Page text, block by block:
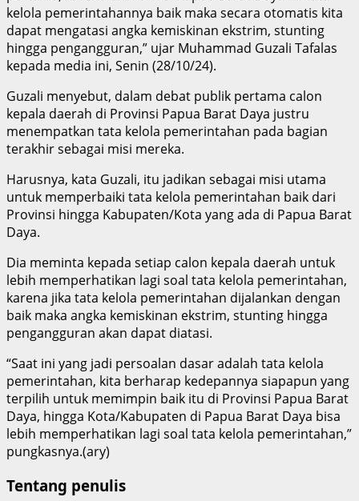
kelola pemerintahannya baik maka secara otomatis kita
dapat mengatasi angka kemiskinan ekstrim, stunting
hingga pengangguran,” ujar Muhammad Guzali Tafalas
kepada media ini, Senin (28/10/24).
Guzali menyebut, dalam debat publik pertama calon
kepala daerah di Provinsi Papua Barat Daya justru
menempatkan tata kelola pemerintahan pada bagian
terakhir sebagai misi mereka.
Harusnya, kata Guzali, itu jadikan sebagai misi utama
untuk memperbaiki tata kelola pemerintahan baik dari
Provinsi hingga Kabupaten/Kota yang ada di Papua Barat
Daya.
Dia meminta kepada setiap calon kepala daerah untuk
lebih memperhatikan lagi soal tata kelola pemerintahan,
karena jika tata kelola pemerintahan dijalankan dengan
baik maka angka kemiskinan ekstrim, stunting hingga
pengangguran akan dapat diatasi.
“Saat ini yang jadi persoalan dasar adalah tata kelola
pemerintahan, kita berharap kedepannya siapapun yang
terpilih untuk memimpin baik itu di Provinsi Papua Barat
Daya, hingga Kota/Kabupaten di Papua Barat Daya bisa
lebih memperhatikan lagi soal tata kelola pemerintahan,”
pungkasnya.(ary)
Tentang penulis